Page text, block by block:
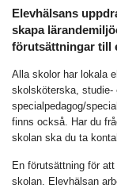
Elevhälsans
skapa
förutsättningar till
Alla skolor har lokala
skolsköterska, studie-
specialpedagog/
finns också. Har du
skolan ska du ta
En förutsättning för
skolan. Elevhälsan